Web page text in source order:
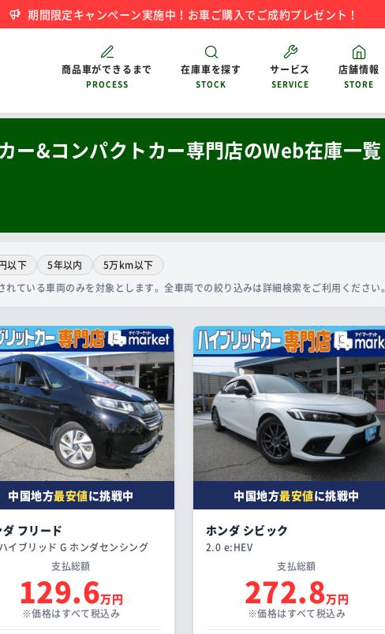
期間限定キャンペーン実施中！お車ご購入でご成約プレゼント！
商品車ができるまで
PROCESS
在庫車を探す
STOCK
サービス
SERVICE
店舗情報
STORE
ー&コンパクトカー専門店のWeb在庫一覧
以下 5年以内
5万km以下
ている車両のみを対象とします。全車両での絞り込みは詳細検索をご利用ください。
中国地方最安値に挑戦中
フリード
イブリッド G ホンダセンシング
支払総額
129.6万円
※価格はすべて税込み
中国地方最安値に挑戦中
ホンダ シビック
2.0 e:HEV
支払総額
272.8万円
※価格はすべて税込み